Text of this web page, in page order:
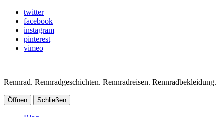
twitter
facebook
instagram
pinterest
vimeo
Rennrad. Rennradgeschichten. Rennradreisen. Rennradbekleidung.
Öffnen Schließen